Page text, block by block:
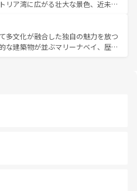
るので、きっと忘れられない旅にな
分を楽しむことができる。タイ料理
温暖で、どの季節にも異なる楽しみ
やすいタイの人々、仏教を中心とし
観光資源が、訪れる旅人を魅了し続
リア湾に広がる壮大な景色、近未来
動するはず。観光スポットが密集し
ころを回れるのも魅力。息をのむよ
体験まで、香港を存分に楽しみ尽く
多文化が融合した独自の魅力を放つ
な建築物が並ぶマリーナベイ、歴史
の風情を楽しめる外せないスポット